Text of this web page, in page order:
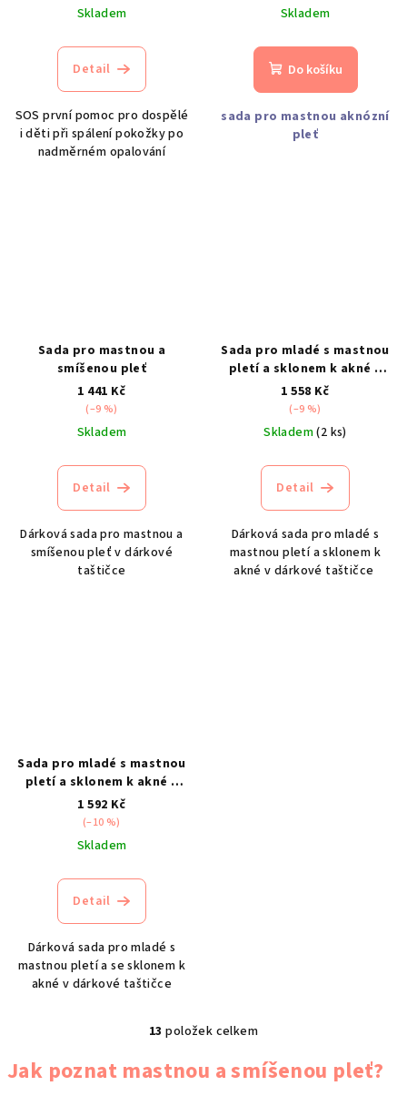
Skladem
Detail
SOS první pomoc pro dospělé
i děti při spálení pokožky po
nadměrném opalování
Skladem
Do košíku
sada pro mastnou aknózní
pleť
Sada pro mastnou a
smíšenou pleť
1 441 Kč
(–9 %)
Skladem
Detail
Dárková sada pro mastnou a
smíšenou pleť v dárkové
taštičce
Sada pro mladé s mastnou
pletí a sklonem k akné –
varianta 1
1 558 Kč
(–9 %)
Skladem(2 ks)
Detail
Dárková sada pro mladé s
mastnou pletí a sklonem k
akné v dárkové taštičce
Sada pro mladé s mastnou
pletí a sklonem k akné –
varianta 2
1 592 Kč
(–10 %)
Skladem
Detail
Dárková sada pro mladé s
mastnou pletí a se sklonem k
akné v dárkové taštičce
O
v
l
13 položek celkem
Jak poznat mastnou a smíšenou pleť?